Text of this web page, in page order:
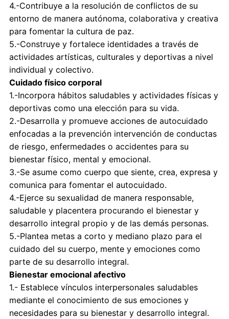
4.-Contribuye a la resolución de conflictos de su
entorno de manera autónoma, colaborativa y creativa
para fomentar la cultura de paz.
5.-Construye y fortalece identidades a través de
actividades artísticas, culturales y deportivas a nivel
individual y colectivo.
Cuidado físico corporal
1.-Incorpora hábitos saludables y actividades físicas y
deportivas como una elección para su vida.
2.-Desarrolla y promueve acciones de autocuidado
enfocadas a la prevención intervención de conductas
de riesgo, enfermedades o accidentes para su
bienestar físico, mental y emocional.
3.-Se asume como cuerpo que siente, crea, expresa y
comunica para fomentar el autocuidado.
4.-Ejerce su sexualidad de manera responsable,
saludable y placentera procurando el bienestar y
desarrollo integral propio y de las demás personas.
5.-Plantea metas a corto y mediano plazo para el
cuidado del su cuerpo, mente y emociones como
parte de su desarrollo integral.
Bienestar emocional afectivo
1.- Establece vínculos interpersonales saludables
mediante el conocimiento de sus emociones y
necesidades para su bienestar y desarrollo integral.